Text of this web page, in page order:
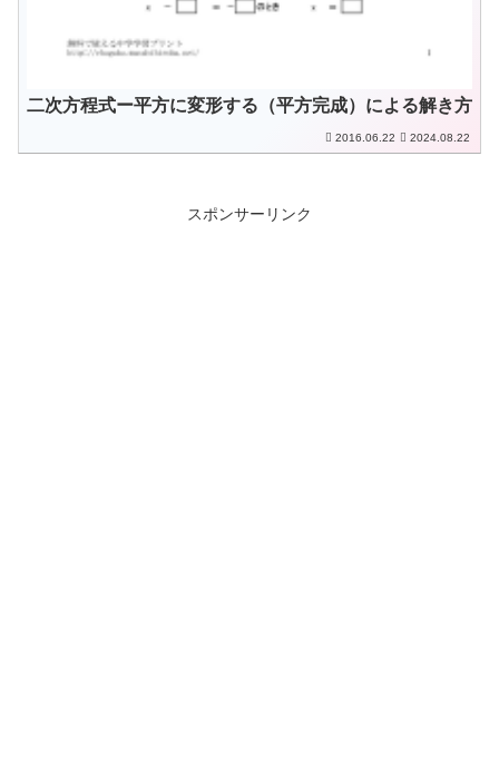
二次方程式ー平方に変形する（平方完成）による解き方
2016.06.22 2024.08.22
スポンサーリンク